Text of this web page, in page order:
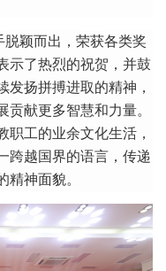
颖而出，荣获各类奖
示了热烈的祝贺，并鼓
发扬拼搏进取的精神，
献更多智慧和力量。
职工的业余文化生活，
跨越国界的语言，传递
精神面貌。